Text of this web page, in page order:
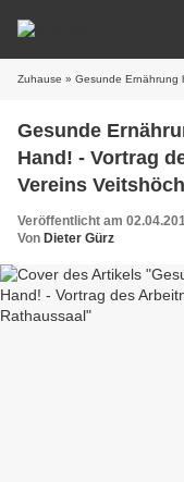
Zuhause » Gesunde Ernährung haben wir
Gesunde
Hand! - Vortrag
Vereins
Veröffentlicht am
Von Dieter Gürz